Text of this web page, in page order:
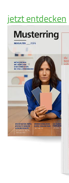
jetzt entdecken